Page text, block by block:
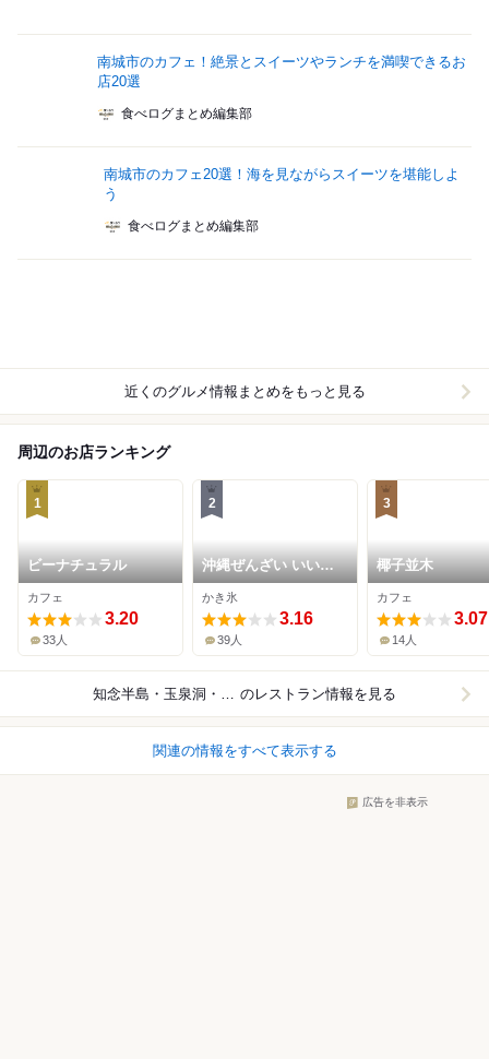
南城市のカフェ！絶景とスイーツやランチを満喫できるお
店20選
食べログまとめ編集部
南城市のカフェ20選！海を見ながらスイーツを堪能しよ
う
食べログまとめ編集部
近くのグルメ情報まとめをもっと見る
周辺のお店ランキング
1
ビーナチュラル
カフェ
3.20
33人
2
沖縄ぜんざい いいや
んべぇ
かき氷
3.16
39人
3
椰子並木
カフェ
3.07
14人
知念半島・玉泉洞・中城湾沿岸 のレストラン情報を見る
関連の情報をすべて表示する
広告を非表示